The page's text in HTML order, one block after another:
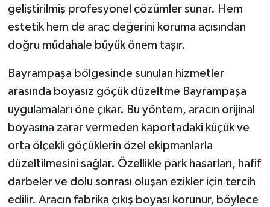
geliştirilmiş profesyonel çözümler sunar. Hem
estetik hem de araç değerini koruma açısından
doğru müdahale büyük önem taşır.
Bayrampaşa bölgesinde sunulan hizmetler
arasında boyasız göçük düzeltme Bayrampaşa
uygulamaları öne çıkar. Bu yöntem, aracın orijinal
boyasına zarar vermeden kaportadaki küçük ve
orta ölçekli göçüklerin özel ekipmanlarla
düzeltilmesini sağlar. Özellikle park hasarları, hafif
darbeler ve dolu sonrası oluşan ezikler için tercih
edilir. Aracın fabrika çıkış boyası korunur, böylece